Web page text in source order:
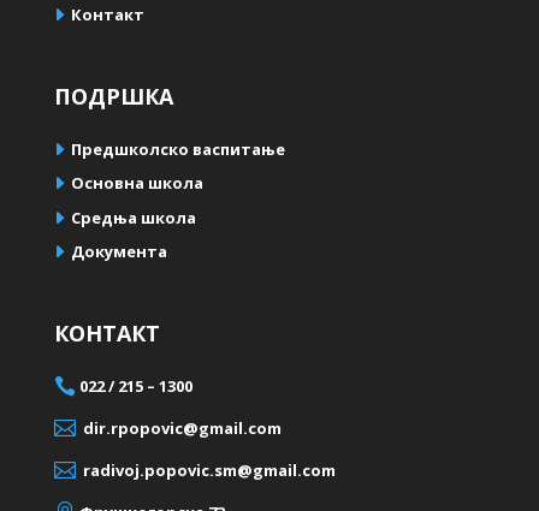
Контакт
ПОДРШКА
Предшколско васпитање
Oсновна школа
Средња школа
Документа
КОНТАКТ
022 / 215 – 1300
 dir.rpopovic@gmail.com
 radivoj.popovic.sm@gmail.com